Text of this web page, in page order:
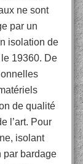
ne sont
par un
isolation de
19360. De
de qualité
l’art. Pour
isolant
par bardage